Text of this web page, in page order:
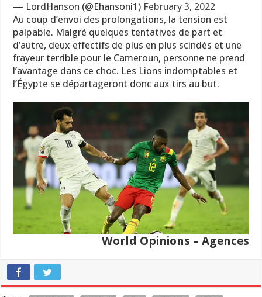
— LordHanson (@Ehansoni1) February 3, 2022
Au coup d’envoi des prolongations, la tension est
palpable. Malgré quelques tentatives de part et
d’autre, deux effectifs de plus en plus scindés et une
frayeur terrible pour le Cameroun, personne ne prend
l’avantage dans ce choc. Les Lions indomptables et
l’Égypte se départageront donc aux tirs au but.
World Opinions – Agences